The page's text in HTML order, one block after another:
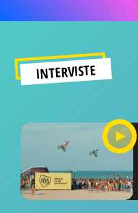
INTERVISTE